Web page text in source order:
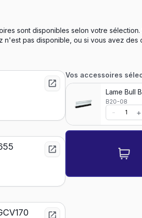
sont disponibles selon votre
pas disponible, ou si vous avez des
Vos accessoires
Lame Bull
B20-08
- +